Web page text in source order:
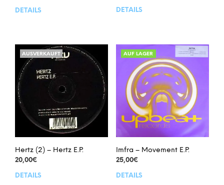
DETAILS DETAILS
AUSVERKAUFT
Hertz (2) – Hertz E.P.
20,00€
DETAILS
AUF LAGER
Imfra – Movement E.P.
25,00€
DETAILS